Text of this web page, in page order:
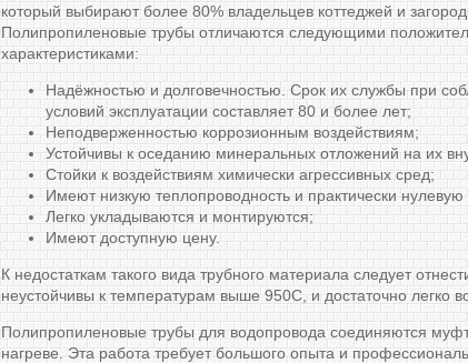
который выбирают более 80% владельцев коттеджей и
Полипропиленовые трубы отличаются следующими
характеристиками:
Надёжностью и долговечностью. Срок их службы при
условий эксплуатации составляет 80 и более лет;
Неподверженностью коррозионным воздействиям;
Устойчивы к оседанию минеральных отложений на их
Стойки к воздействиям химически агрессивных сред;
Имеют низкую теплопроводность и практически
Легко укладываются и монтируются;
Имеют доступную цену.
К недостаткам такого вида трубного материала следует
неустойчивы к температурам выше 950С, и достаточно легко
Полипропиленовые трубы для водопровода соединяются
нагреве. Эта работа требует большого опыта и